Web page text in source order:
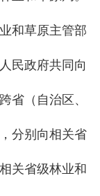
和草原主管部
民政府共同向
省（自治区、
分别向相关省
关省级林业和